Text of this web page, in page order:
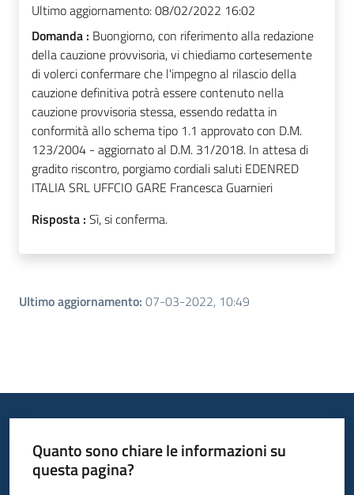
Ultimo aggiornamento:08/02/2022 16:02
Domanda : Buongiorno, con riferimento alla redazione
della cauzione provvisoria, vi chiediamo cortesemente
di volerci confermare che l'impegno al rilascio della
cauzione definitiva potrà essere contenuto nella
cauzione provvisoria stessa, essendo redatta in
conformità allo schema tipo 1.1 approvato con D.M.
123/2004 - aggiornato al D.M. 31/2018. In attesa di
gradito riscontro, porgiamo cordiali saluti EDENRED
ITALIA SRL UFFCIO GARE Francesca Guarnieri
Risposta : Sì, si conferma.
Ultimo aggiornamento: 07-03-2022, 10:49
Quanto sono chiare le informazioni su
questa pagina?